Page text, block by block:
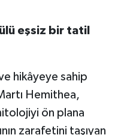
eşsiz bir tatil
hikâyeye sahip
Hemithea,
ön plana
zarafetini taşıyan